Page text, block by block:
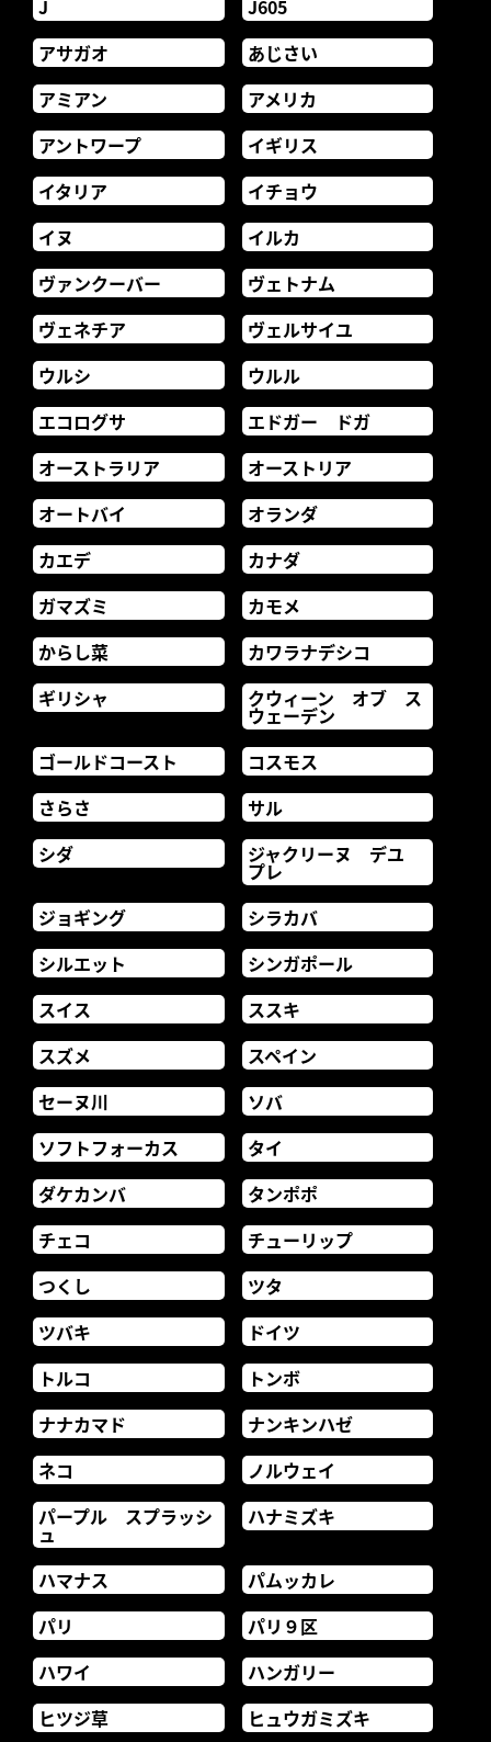
J
J605
アサガオ
あじさい
アミアン
アメリカ
アントワープ
イギリス
イタリア
イチョウ
イヌ
イルカ
ヴァンクーバー
ヴェトナム
ヴェネチア
ヴェルサイユ
ウルシ
ウルル
エコログサ
エドガー ドガ
オーストラリア
オーストリア
オートバイ
オランダ
カエデ
カナダ
ガマズミ
カモメ
からし菜
カワラナデシコ
ギリシャ
クウィーン オブ ス
ウェーデン
ゴールドコースト
コスモス
さらさ
サル
シダ
ジャクリーヌ デユ
プレ
ジョギング
シラカバ
シルエット
シンガポール
スイス
ススキ
スズメ
スペイン
セーヌ川
ソバ
ソフトフォーカス
タイ
ダケカンバ
タンポポ
チェコ
チューリップ
つくし
ツタ
ツバキ
ドイツ
トルコ
トンボ
ナナカマド
ナンキンハゼ
ネコ
ノルウェイ
パープル スプラッシ
ュ
ハナミズキ
ハマナス
パムッカレ
パリ
パリ９区
ハワイ
ハンガリー
ヒツジ草
ヒュウガミズキ